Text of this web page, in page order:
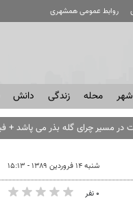
روابط عمومی همشهری
شهر محله زندگی دانش
شنبه ۱۴ فروردین ۱۳۸۹ - ۱۵:۱۳
۰ نفر